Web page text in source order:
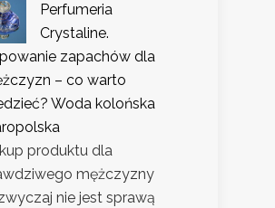
Perfumeria
Crystaline.
zapachów dla
– co warto
Woda kolońska
produktu dla
mężczyzny
nie jest sprawą